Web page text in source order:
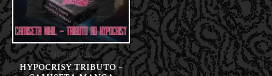
NOVIDADES
HYPOCRISY TRIBUTO –